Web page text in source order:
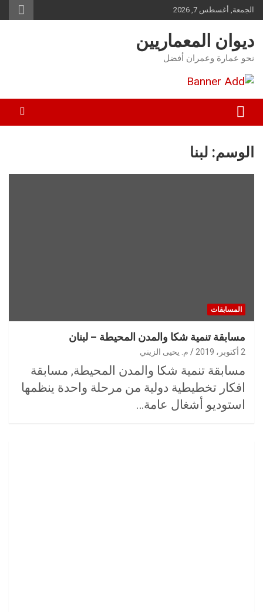
Skip
to
content
الجمعة, أغسطس 7, 2026
ديوان المعماريين
نحو عمارة وعمران أفضل
الوسم: لبنا
المسابقات
مسابقة تنمية شكا والمدن المحيطة – لبنان
2 أكتوبر، 2019 م. يحيى الزيني
مسابقة تنمية شكا والمدن المحيطة, مسابقة
افكار تخطيطية دولية من مرحلة واحدة ينظمها
استودیو أشغال عامة…